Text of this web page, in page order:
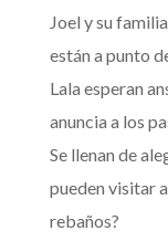
Joel y su
están a punto
Lala esperan
anuncia a los
Se llenan de
pueden visitar
rebaños?